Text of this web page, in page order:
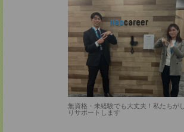
無資格・未経験でも大丈夫！私たちが
りサポートします